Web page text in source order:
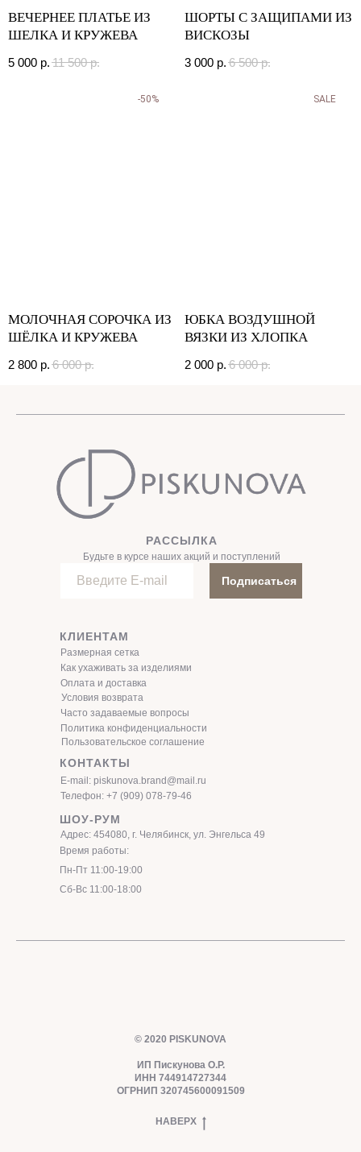
ВЕЧЕРНЕЕ ПЛАТЬЕ ИЗ
ШЕЛКА И КРУЖЕВА
5 000 р. 11 500 р.
ШОРТЫ С ЗАЩИПАМИ ИЗ
ВИСКОЗЫ
3 000 р. 6 500 р.
-50%
МОЛОЧНАЯ СОРОЧКА ИЗ
ШЁЛКА И КРУЖЕВА
2 800 р. 6 000 р.
SALE
ЮБКА ВОЗДУШНОЙ
ВЯЗКИ ИЗ ХЛОПКА
2 000 р. 6 000 р.
Подписаться
РАССЫЛКА
Будьте в курсе наших акций и поступлений
КЛИЕНТАМ
КОНТАКТЫ
ШОУ-РУМ
Адрес: 454080, г. Челябинск, ул. Энгельса 49
Время работы:
Пн-Пт 11:00-19:00
Сб-Вс 11:00-18:00
E-mail: piskunova.brand@mail.ru
Телефон: +7 (909) 078-79-46
Размерная сетка
Как ухаживать за изделиями
Оплата и доставка
Условия возврата
Часто задаваемые вопросы
Политика конфиденциальности
Пользовательское соглашение
© 2020 PISKUNOVA
ИП Пискунова О.Р.
ИНН 744914727344
ОГРНИП 320745600091509
НАВЕРХ